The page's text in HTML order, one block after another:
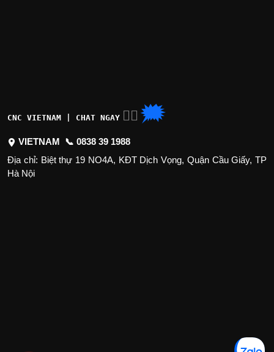
CNC VIETNAM | CHAT NGAY 👉🏽 🗯
VIETNAM 📞 0838 39 1988
Địa chỉ: Biệt thự 19 NO4A, KĐT Dịch Vọng, Quận Cầu Giấy, TP
Hà Nội